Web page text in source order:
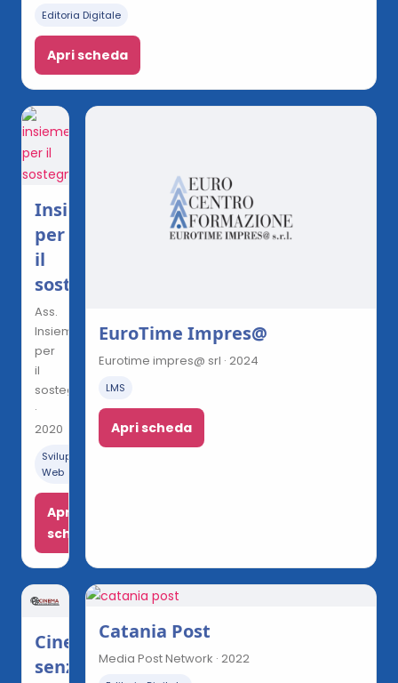
Editoria Digitale
Apri scheda
Insieme
per
il
sostegno
Ass.
Insieme
per
il
sostegno
·
2020
Sviluppo
Web
Apri
scheda
EuroTime Impres@
Eurotime impres@ srl · 2024
LMS
Apri scheda
Cinema
senza
Catania Post
Media Post Network · 2022